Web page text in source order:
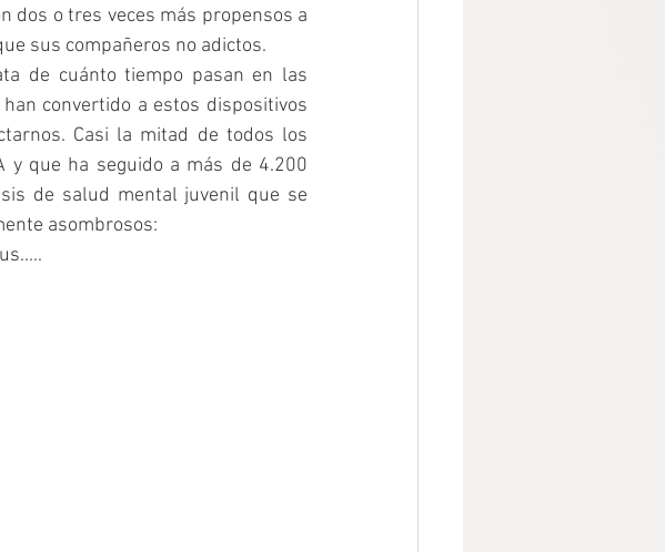
dos o tres veces más propensos a
sus compañeros no adictos.
de cuánto tiempo pasan en las
convertido a estos dispositivos
Casi la mitad de todos los
y que ha seguido a más de 4.200
de salud mental juvenil que se
asombrosos: